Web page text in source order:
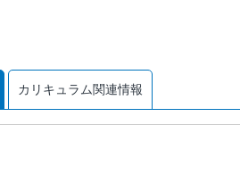
カリキュラム関連情報